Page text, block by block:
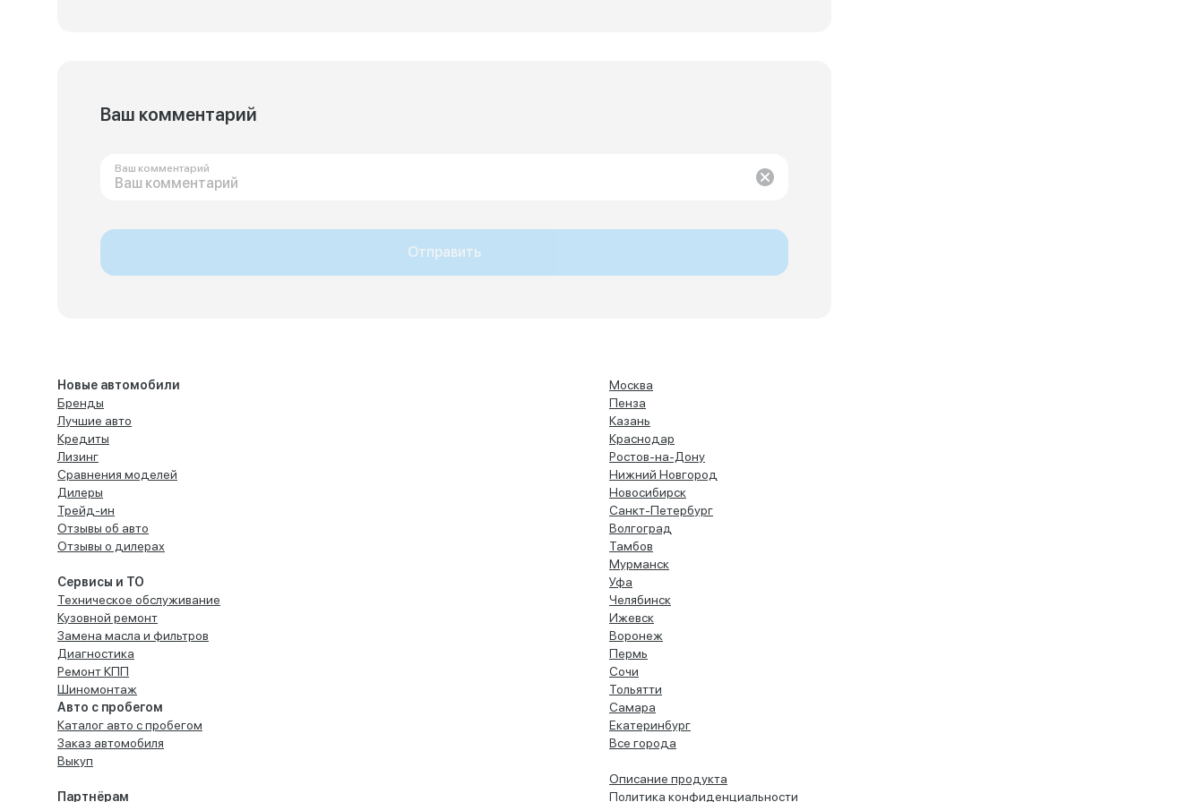
Ваш комментарий
Ваш комментарий
Отправить
Новые автомобили
Бренды
Лучшие авто
Кредиты
Лизинг
Сравнения моделей
Дилеры
Трейд-ин
Отзывы об авто
Отзывы о дилерах
Сервисы и ТО
Техническое обслуживание
Кузовной ремонт
Замена масла и фильтров
Диагностика
Ремонт КПП
Шиномонтаж
Авто с пробегом
Каталог авто с пробегом
Заказ автомобиля
Выкуп
Партнёрам
Москва
Пенза
Казань
Краснодар
Ростов-на-Дону
Нижний Новгород
Новосибирск
Санкт-Петербург
Волгоград
Тамбов
Мурманск
Уфа
Челябинск
Ижевск
Воронеж
Пермь
Сочи
Тольятти
Самара
Екатеринбург
Все города
Описание продукта
Политика конфиденциальности